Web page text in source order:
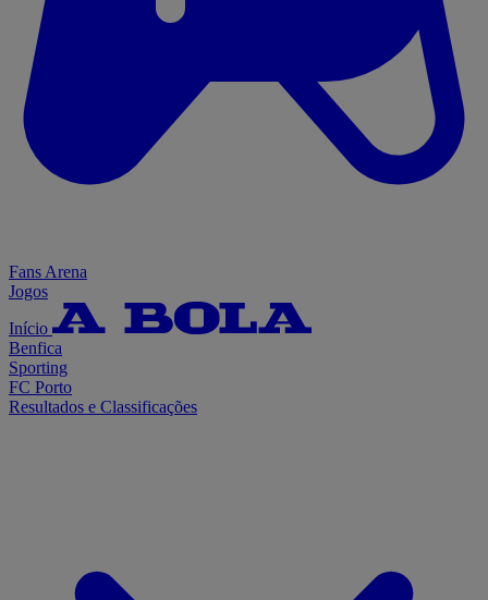
Fans Arena
Jogos
Início
Benfica
Sporting
FC Porto
Resultados e Classificações